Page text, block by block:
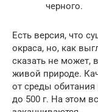
черного.
Есть версия, что
окраса, но, как
сказать не может,
живой природе.
от среды
до 500 г. На этом